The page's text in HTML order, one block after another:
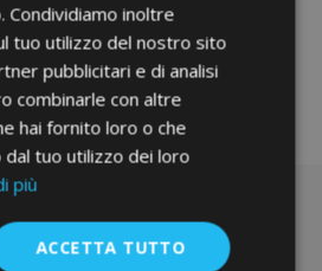
alla
lista
desideri
inoltre
tuo utilizzo del nostro sito
pubblicitari e di analisi
combinarle con altre
hai fornito loro o che
dal tuo utilizzo dei loro
più
ACCETTA TUTTO